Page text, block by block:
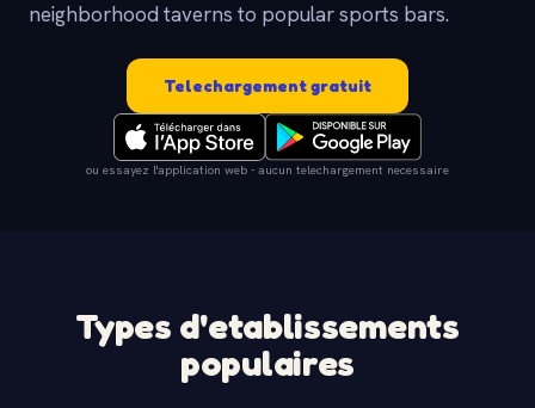
neighborhood taverns to popular sports bars.
Telechargement gratuit
ou essayez l'application web - aucun telechargement necessaire
Types d'etablissements
populaires